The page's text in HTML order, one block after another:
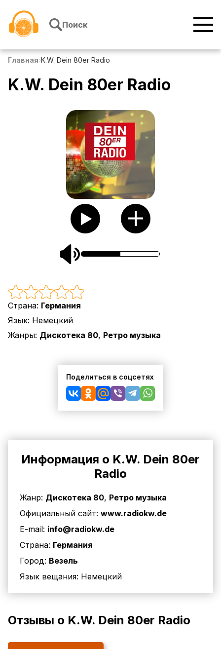
Поиск
Главная›K.W. Dein 80er Radio
K.W. Dein 80er Radio
Страна: Германия
Язык: Немецкий
Жанры: Дискотека 80, Ретро музыка
Поделиться в соцсетях
Информация о K.W. Dein 80er
Radio
Жанр: Дискотека 80, Ретро музыка
Официальный сайт: www.radiokw.de
E-mail: info@radiokw.de
Страна: Германия
Город: Везель
Язык вещания: Немецкий
Отзывы о K.W. Dein 80er Radio